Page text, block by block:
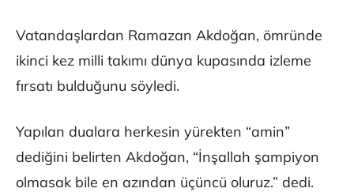
Vatandaşlardan Ramazan Akdoğan, ömründe
ikinci kez milli takımı dünya kupasında izleme
fırsatı bulduğunu söyledi.
Yapılan dualara herkesin yürekten “amin”
dediğini belirten Akdoğan, “İnşallah şampiyon
olmasak bile en azından üçüncü oluruz.” dedi.